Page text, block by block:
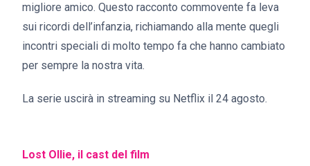
migliore amico. Questo racconto commovente fa leva
sui ricordi dell’infanzia, richiamando alla mente quegli
incontri speciali di molto tempo fa che hanno cambiato
per sempre la nostra vita.
La serie uscirà in streaming su Netflix il 24 agosto.
Lost Ollie, il cast del film